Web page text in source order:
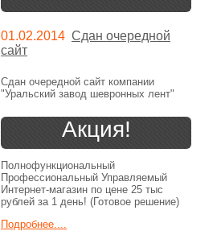
01.02.2014 Сдан очередной
сайт
Сдан очередной сайт компании
"Уральский завод шевронных лент"
Акция!
Полнофункциональный
Профессиональный Управляемый
Интернет-магазин по цене 25 тыс
рублей за 1 день! (Готовое решение)
Подробнее....